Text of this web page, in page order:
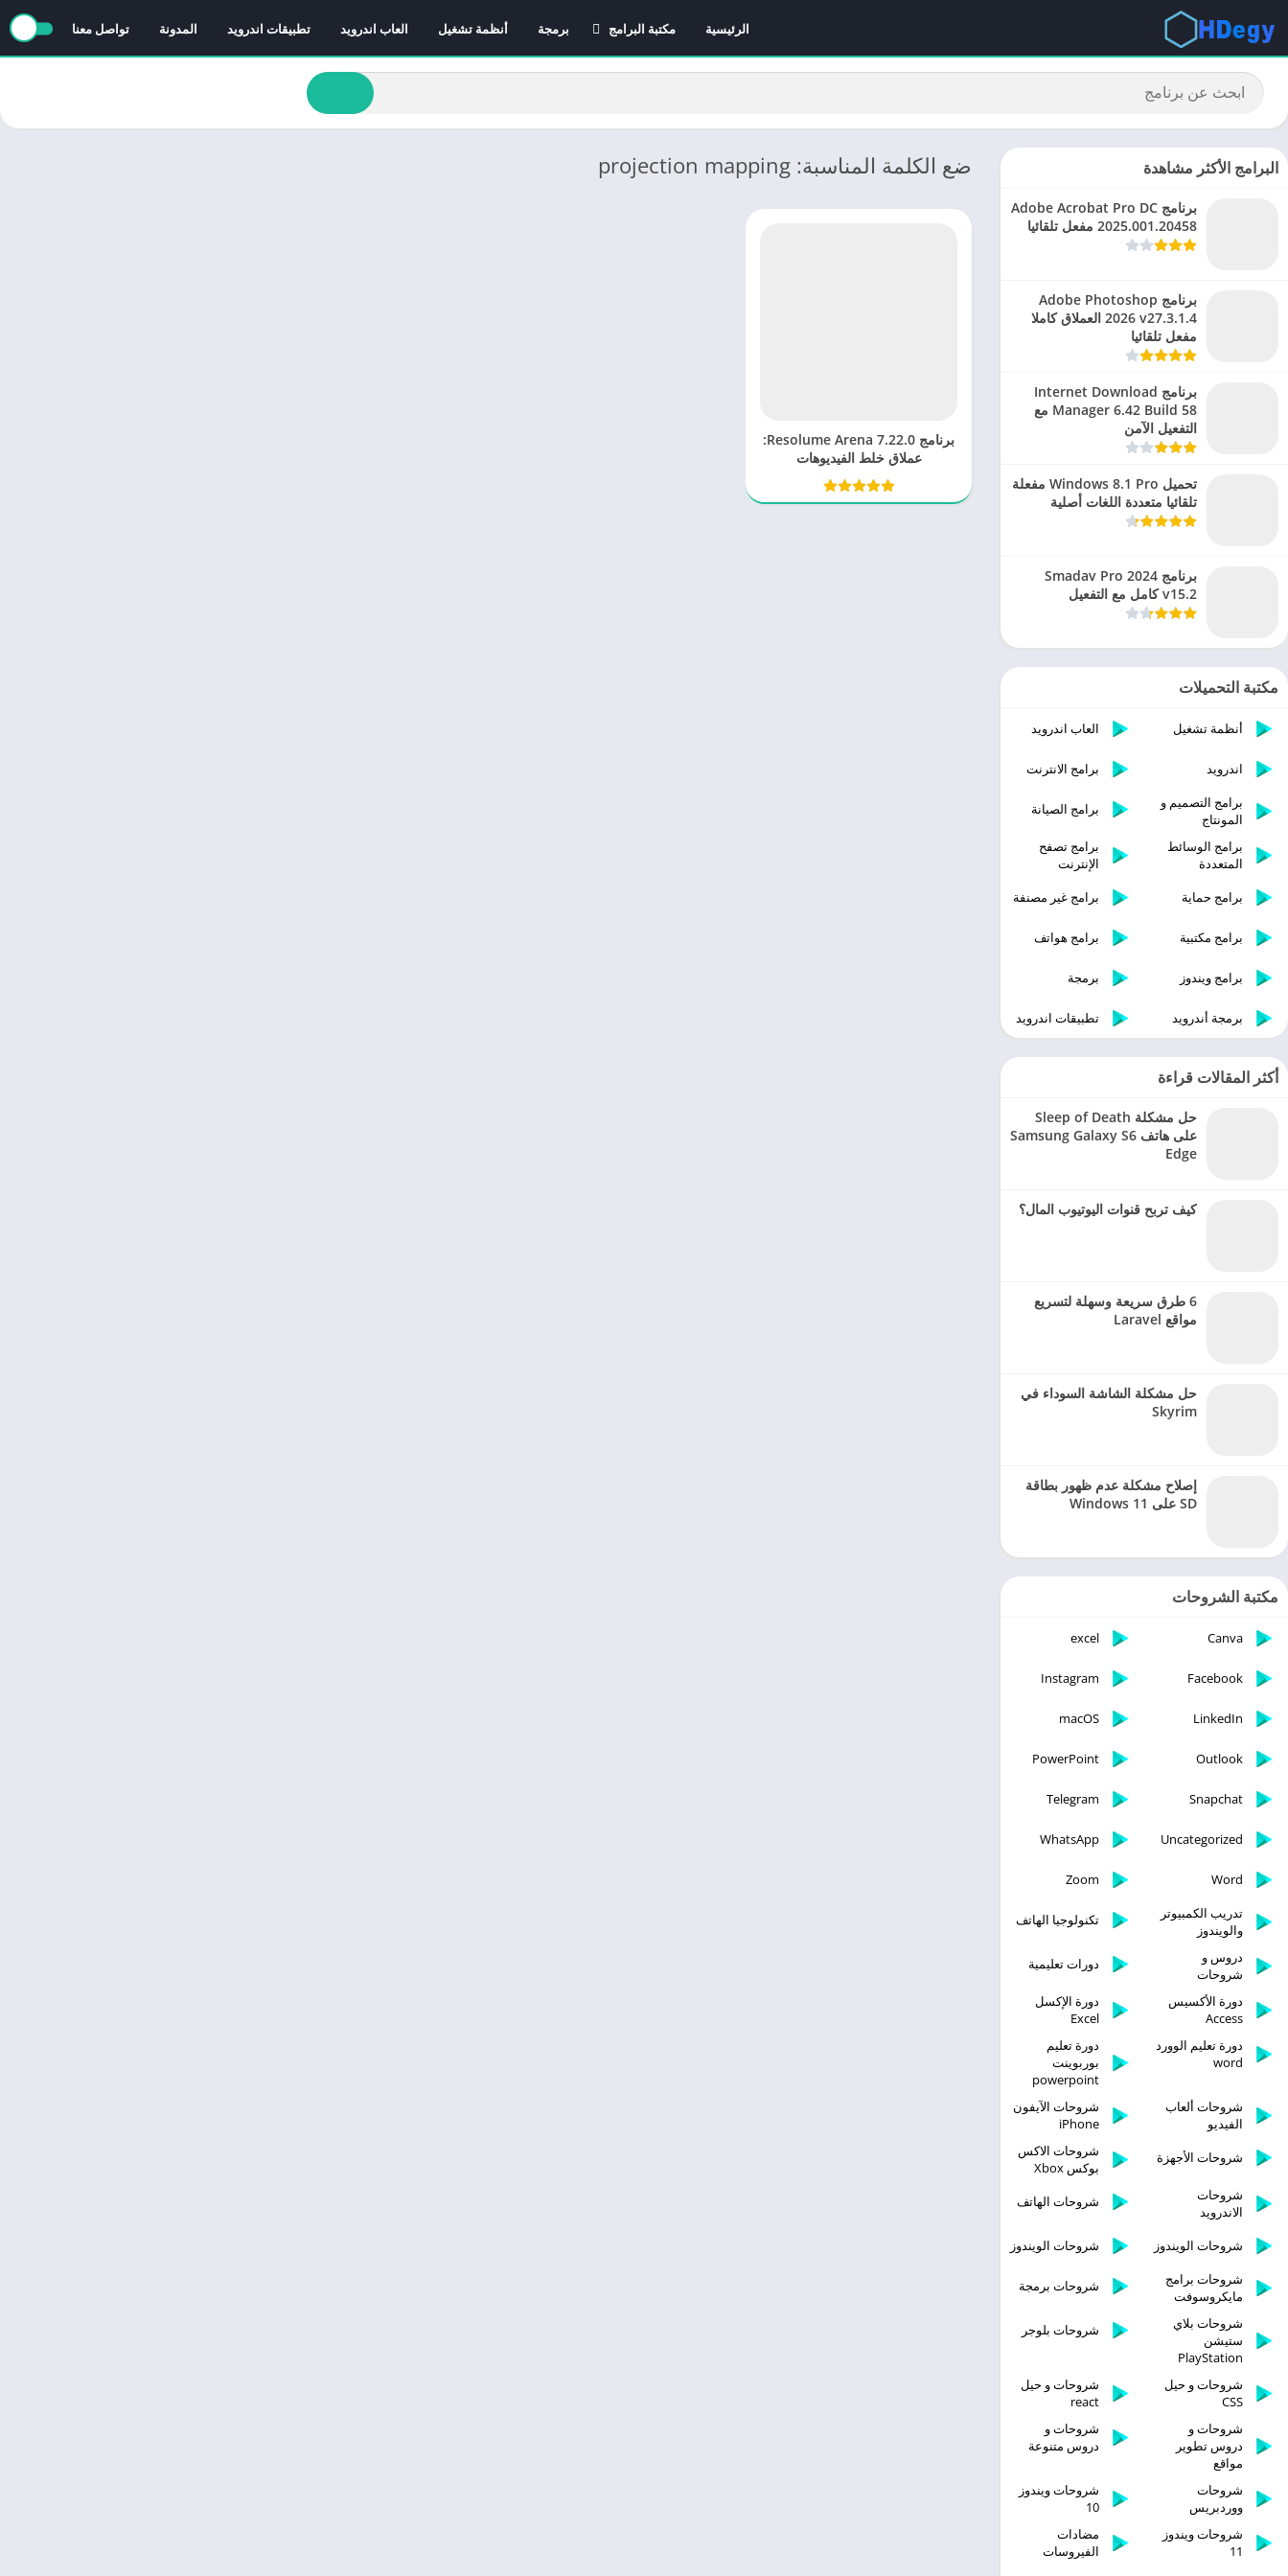
الرئيسية
مكتبة البرامج
برامج الانترنت
برامج تصفح الإنترنت
برمجة أنظمة تشغيل العاب اندرويد تطبيقات اندرويد المدونة تواصل معنا
ضع الكلمة المناسبة: projection mapping
برنامج Resolume Arena 7.22.0:
عملاق خلط الفيديوهات
البرامج الأكثر مشاهدة
برنامج Adobe Acrobat Pro DC
2025.001.20458 مفعل تلقائيا
برنامج Adobe Photoshop
2026 v27.3.1.4 العملاق كاملا
مفعل تلقائيا
برنامج Internet Download
Manager 6.42 Build 58 مع
التفعيل الآمن
تحميل Windows 8.1 Pro مفعلة
تلقائيا متعددة اللغات أصلية
برنامج Smadav Pro 2024
v15.2 كامل مع التفعيل
مكتبة التحميلات
أنظمة تشغيل العاب اندرويد
اندرويد
برامج الانترنت
برامج التصميم و
المونتاج
برامج الصيانة
برامج الوسائط
المتعددة
برامج تصفح
الإنترنت
برامج حماية
برامج غير مصنفة
برامج مكتبية برامج هواتف
برامج ويندوز برمجة
برمجة أندرويد تطبيقات اندرويد
أكثر المقالات قراءة
حل مشكلة Sleep of Death
على هاتف Samsung Galaxy S6
Edge
كيف تربح قنوات اليوتيوب المال؟
6 طرق سريعة وسهلة لتسريع
مواقع Laravel
حل مشكلة الشاشة السوداء في
Skyrim
إصلاح مشكلة عدم ظهور بطاقة
SD على Windows 11
مكتبة الشروحات
Canva
excel
Facebook
Instagram
LinkedIn
macOS
Outlook
PowerPoint
Snapchat
Telegram
Uncategorized
WhatsApp
Word
Zoom
تدريب الكمبيوتر
والويندوز
تكنولوجيا الهاتف
دروس و
شروحات
دورات تعليمية
دورة الأكسيس
Access
دورة الإكسل
Excel
دورة تعليم الوورد
word
دورة تعليم
بوربوينت
powerpoint
شروحات ألعاب
الفيديو
شروحات الآيفون
iPhone
شروحات الأجهزة
شروحات الاكس
بوكس Xbox
شروحات
الاندرويد
شروحات الهاتف
شروحات الويندوز
شروحات الويندوز
شروحات برامج
مايكروسوفت
شروحات برمجة
شروحات بلاي
ستيشن
PlayStation
شروحات بلوجر
شروحات و حيل
CSS
شروحات و حيل
react
شروحات و
دروس تطوير
مواقع
شروحات و
دروس متنوعة
شروحات
ووردبريس
شروحات ويندوز
10
شروحات ويندوز
11
مضادات
الفيروسات